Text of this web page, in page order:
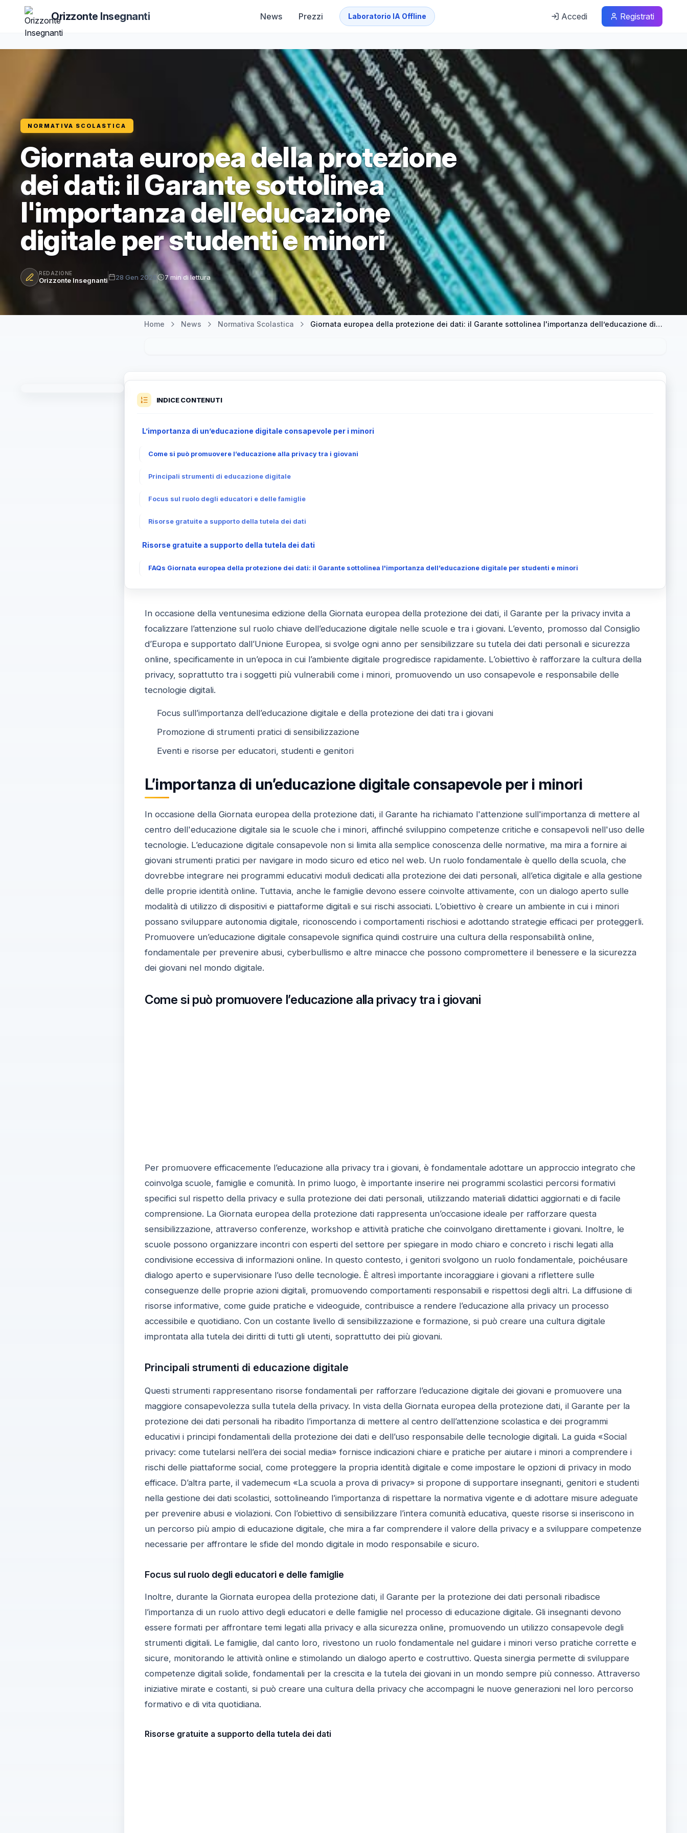
Orizzonte Insegnanti News Prezzi Laboratorio IA Offline Accedi Registrati
NORMATIVA SCOLASTICA
Giornata europea della protezione
dei dati: il Garante sottolinea
l'importanza dell’educazione
digitale per studenti e minori
REDAZIONE
Orizzonte Insegnanti 28 Gen 2026 7 min di lettura
Home News Normativa Scolastica Giornata europea della protezione dei dati: il Garante sottolinea l'importanza dell’educazione digitale per studenti e minori
INDICE CONTENUTI
L’importanza di un’educazione digitale consapevole per i minori
Come si può promuovere l’educazione alla privacy tra i giovani
Principali strumenti di educazione digitale
Focus sul ruolo degli educatori e delle famiglie
Risorse gratuite a supporto della tutela dei dati
Risorse gratuite a supporto della tutela dei dati
FAQs Giornata europea della protezione dei dati: il Garante sottolinea l'importanza dell’educazione digitale per studenti e minori
In occasione della ventunesima edizione della Giornata europea della protezione dei dati, il Garante per la privacy invita a
focalizzare l’attenzione sul ruolo chiave dell’educazione digitale nelle scuole e tra i giovani. L’evento, promosso dal Consiglio
d’Europa e supportato dall’Unione Europea, si svolge ogni anno per sensibilizzare su tutela dei dati personali e sicurezza
online, specificamente in un’epoca in cui l’ambiente digitale progredisce rapidamente. L’obiettivo è rafforzare la cultura della
privacy, soprattutto tra i soggetti più vulnerabili come i minori, promuovendo un uso consapevole e responsabile delle
tecnologie digitali.
Focus sull’importanza dell’educazione digitale e della protezione dei dati tra i giovani
Promozione di strumenti pratici di sensibilizzazione
Eventi e risorse per educatori, studenti e genitori
L’importanza di un’educazione digitale consapevole per i minori
In occasione della Giornata europea della protezione dati, il Garante ha richiamato l'attenzione sull'importanza di mettere al
centro dell'educazione digitale sia le scuole che i minori, affinché sviluppino competenze critiche e consapevoli nell'uso delle
tecnologie. L’educazione digitale consapevole non si limita alla semplice conoscenza delle normative, ma mira a fornire ai
giovani strumenti pratici per navigare in modo sicuro ed etico nel web. Un ruolo fondamentale è quello della scuola, che
dovrebbe integrare nei programmi educativi moduli dedicati alla protezione dei dati personali, all’etica digitale e alla gestione
delle proprie identità online. Tuttavia, anche le famiglie devono essere coinvolte attivamente, con un dialogo aperto sulle
modalità di utilizzo di dispositivi e piattaforme digitali e sui rischi associati. L’obiettivo è creare un ambiente in cui i minori
possano sviluppare autonomia digitale, riconoscendo i comportamenti rischiosi e adottando strategie efficaci per proteggerli.
Promuovere un’educazione digitale consapevole significa quindi costruire una cultura della responsabilità online,
fondamentale per prevenire abusi, cyberbullismo e altre minacce che possono compromettere il benessere e la sicurezza
dei giovani nel mondo digitale.
Come si può promuovere l’educazione alla privacy tra i giovani
Per promuovere efficacemente l’educazione alla privacy tra i giovani, è fondamentale adottare un approccio integrato che
coinvolga scuole, famiglie e comunità. In primo luogo, è importante inserire nei programmi scolastici percorsi formativi
specifici sul rispetto della privacy e sulla protezione dei dati personali, utilizzando materiali didattici aggiornati e di facile
comprensione. La Giornata europea della protezione dati rappresenta un’occasione ideale per rafforzare questa
sensibilizzazione, attraverso conferenze, workshop e attività pratiche che coinvolgano direttamente i giovani. Inoltre, le
scuole possono organizzare incontri con esperti del settore per spiegare in modo chiaro e concreto i rischi legati alla
condivisione eccessiva di informazioni online. In questo contesto, i genitori svolgono un ruolo fondamentale, poichéusare
dialogo aperto e supervisionare l’uso delle tecnologie. È altresì importante incoraggiare i giovani a riflettere sulle
conseguenze delle proprie azioni digitali, promuovendo comportamenti responsabili e rispettosi degli altri. La diffusione di
risorse informative, come guide pratiche e videoguide, contribuisce a rendere l’educazione alla privacy un processo
accessibile e quotidiano. Con un costante livello di sensibilizzazione e formazione, si può creare una cultura digitale
improntata alla tutela dei diritti di tutti gli utenti, soprattutto dei più giovani.
Principali strumenti di educazione digitale
Questi strumenti rappresentano risorse fondamentali per rafforzare l’educazione digitale dei giovani e promuovere una
maggiore consapevolezza sulla tutela della privacy. In vista della Giornata europea della protezione dati, il Garante per la
protezione dei dati personali ha ribadito l’importanza di mettere al centro dell’attenzione scolastica e dei programmi
educativi i principi fondamentali della protezione dei dati e dell’uso responsabile delle tecnologie digitali. La guida «Social
privacy: come tutelarsi nell’era dei social media» fornisce indicazioni chiare e pratiche per aiutare i minori a comprendere i
rischi delle piattaforme social, come proteggere la propria identità digitale e come impostare le opzioni di privacy in modo
efficace. D’altra parte, il vademecum «La scuola a prova di privacy» si propone di supportare insegnanti, genitori e studenti
nella gestione dei dati scolastici, sottolineando l’importanza di rispettare la normativa vigente e di adottare misure adeguate
per prevenire abusi e violazioni. Con l’obiettivo di sensibilizzare l’intera comunità educativa, queste risorse si inseriscono in
un percorso più ampio di educazione digitale, che mira a far comprendere il valore della privacy e a sviluppare competenze
necessarie per affrontare le sfide del mondo digitale in modo responsabile e sicuro.
Focus sul ruolo degli educatori e delle famiglie
Inoltre, durante la Giornata europea della protezione dati, il Garante per la protezione dei dati personali ribadisce
l’importanza di un ruolo attivo degli educatori e delle famiglie nel processo di educazione digitale. Gli insegnanti devono
essere formati per affrontare temi legati alla privacy e alla sicurezza online, promuovendo un utilizzo consapevole degli
strumenti digitali. Le famiglie, dal canto loro, rivestono un ruolo fondamentale nel guidare i minori verso pratiche corrette e
sicure, monitorando le attività online e stimolando un dialogo aperto e costruttivo. Questa sinergia permette di sviluppare
competenze digitali solide, fondamentali per la crescita e la tutela dei giovani in un mondo sempre più connesso. Attraverso
iniziative mirate e costanti, si può creare una cultura della privacy che accompagni le nuove generazioni nel loro percorso
formativo e di vita quotidiana.
Risorse gratuite a supporto della tutela dei dati